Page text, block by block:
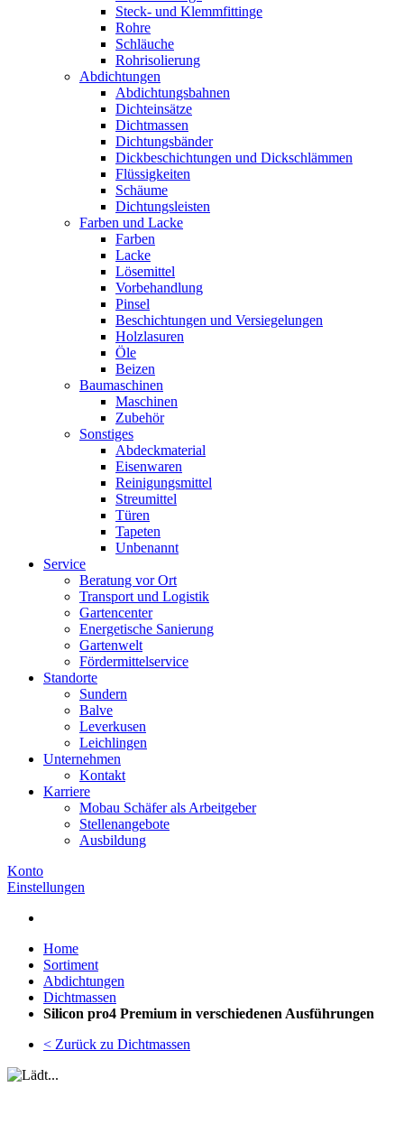
Steck- und Klemmfittinge
Rohre
Schläuche
Rohrisolierung
Abdichtungen
Abdichtungsbahnen
Dichteinsätze
Dichtmassen
Dichtungsbänder
Dickbeschichtungen und Dickschlämmen
Flüssigkeiten
Schäume
Dichtungsleisten
Farben und Lacke
Farben
Lacke
Lösemittel
Vorbehandlung
Pinsel
Beschichtungen und Versiegelungen
Holzlasuren
Öle
Beizen
Baumaschinen
Maschinen
Zubehör
Sonstiges
Abdeckmaterial
Eisenwaren
Reinigungsmittel
Streumittel
Türen
Tapeten
Unbenannt
Service
Beratung vor Ort
Transport und Logistik
Gartencenter
Energetische Sanierung
Gartenwelt
Fördermittelservice
Standorte
Sundern
Balve
Leverkusen
Leichlingen
Unternehmen
Kontakt
Karriere
Mobau Schäfer als Arbeitgeber
Stellenangebote
Ausbildung
Konto
Einstellungen
Home
Sortiment
Abdichtungen
Dichtmassen
Silicon pro4 Premium in verschiedenen Ausführungen
< Zurück zu Dichtmassen